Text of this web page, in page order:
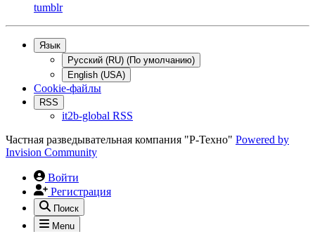
tumblr
Язык
Русский (RU) (По умолчанию)
English (USA)
Cookie-файлы
RSS
it2b-global RSS
Частная разведывательная компания "Р-Техно" Powered by
Invision Community
Войти
Регистрация
Поиск
Menu